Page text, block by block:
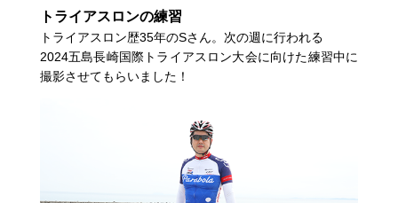
トライアスロンの練習
トライアスロン歴35年のSさん。次の週に行われる
2024五島長崎国際トライアスロン大会に向けた練習中に
撮影させてもらいました！